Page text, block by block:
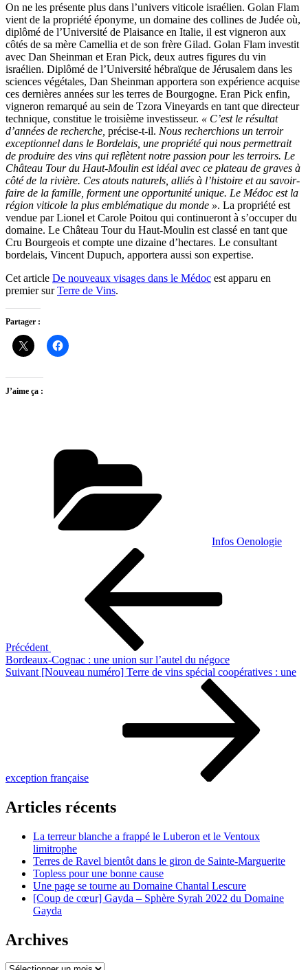
On ne les présente plus dans l’univers viticole israélien. Golan Flam
vient de la propriété éponyme, un domaine des collines de Judée où,
diplômé de l’Université de Plaisance en Italie, il est vigneron aux
côtés de sa mère Camellia et de son frère Gilad. Golan Flam investit
avec Dan Sheinman et Eran Pick, deux autres figures du vin
israélien. Diplômé de l’Université hébraïque de Jérusalem dans les
sciences végétales, Dan Sheinman apportera son expérience acquise
ces dernières années sur les terres de Bourgogne. Eran Pick enfin,
vigneron remarqué au sein de Tzora Vineyards en tant que directeur
technique, constitue le troisième investisseur. « C’est le résultat
d’années de recherche, précise-t-il. Nous recherchions un terroir
exceptionnel dans le Bordelais, une propriété qui nous permettrait
de produire des vins qui reflètent notre passion pour les terroirs. Le
Château Tour du Haut-Moulin est idéal avec ce plateau de graves à
côté de la rivière. Ces atouts naturels, alliés à l’histoire et au savoir-
faire de la famille, forment une opportunité unique. Le Médoc est la
région viticole la plus emblématique du monde ». La propriété est
vendue par Lionel et Carole Poitou qui continueront à s’occuper du
domaine. Le Château Tour du Haut-Moulin est classé en tant que
Cru Bourgeois et compte une dizaine d’hectares. Le consultant
bordelais, Vincent Dupuch, apportera aussi son expertise.
Cet article De nouveaux visages dans le Médoc est apparu en
premier surTerre de Vins.
Partager :
J’aime ça :
Infos Oenologie
Précédent
Bordeaux-Cognac : une union sur l’autel du négoce
Article
Suivant [Nouveau numéro] Terre de vins spécial coopératives : une
exception française
Articles récents
La terreur blanche a frappé le Luberon et le Ventoux
limitrophe
Terres de Ravel bientôt dans le giron de Sainte-Marguerite
Topless pour une bonne cause
Une page se tourne au Domaine Chantal Lescure
[Coup de cœur] Gayda – Sphère Syrah 2022 du Domaine
Gayda
Archives